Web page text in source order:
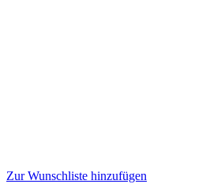
Zur Wunschliste hinzufügen